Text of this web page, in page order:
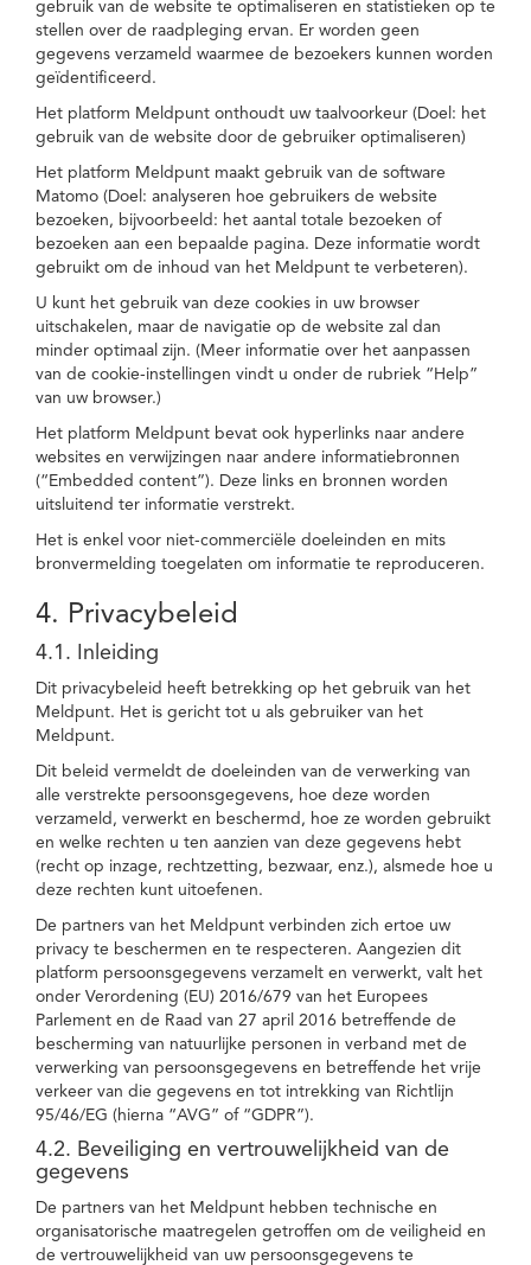
gebruik van de website te optimaliseren en statistieken op te
stellen over de raadpleging ervan. Er worden geen
gegevens verzameld waarmee de bezoekers kunnen worden
geïdentificeerd.
Het platform Meldpunt onthoudt uw taalvoorkeur (Doel: het
gebruik van de website door de gebruiker optimaliseren)
Het platform Meldpunt maakt gebruik van de software
Matomo (Doel: analyseren hoe gebruikers de website
bezoeken, bijvoorbeeld: het aantal totale bezoeken of
bezoeken aan een bepaalde pagina. Deze informatie wordt
gebruikt om de inhoud van het Meldpunt te verbeteren).
U kunt het gebruik van deze cookies in uw browser
uitschakelen, maar de navigatie op de website zal dan
minder optimaal zijn. (Meer informatie over het aanpassen
van de cookie-instellingen vindt u onder de rubriek “Help”
van uw browser.)
Het platform Meldpunt bevat ook hyperlinks naar andere
websites en verwijzingen naar andere informatiebronnen
(“Embedded content”). Deze links en bronnen worden
uitsluitend ter informatie verstrekt.
Het is enkel voor niet-commerciële doeleinden en mits
bronvermelding toegelaten om informatie te reproduceren.
4. Privacybeleid
4.1. Inleiding
Dit privacybeleid heeft betrekking op het gebruik van het
Meldpunt. Het is gericht tot u als gebruiker van het
Meldpunt.
Dit beleid vermeldt de doeleinden van de verwerking van
alle verstrekte persoonsgegevens, hoe deze worden
verzameld, verwerkt en beschermd, hoe ze worden gebruikt
en welke rechten u ten aanzien van deze gegevens hebt
(recht op inzage, rechtzetting, bezwaar, enz.), alsmede hoe u
deze rechten kunt uitoefenen.
De partners van het Meldpunt verbinden zich ertoe uw
privacy te beschermen en te respecteren. Aangezien dit
platform persoonsgegevens verzamelt en verwerkt, valt het
onder Verordening (EU) 2016/679 van het Europees
Parlement en de Raad van 27 april 2016 betreffende de
bescherming van natuurlijke personen in verband met de
verwerking van persoonsgegevens en betreffende het vrije
verkeer van die gegevens en tot intrekking van Richtlijn
95/46/EG (hierna “AVG” of “GDPR”).
4.2. Beveiliging en vertrouwelijkheid van de
gegevens
De partners van het Meldpunt hebben technische en
organisatorische maatregelen getroffen om de veiligheid en
de vertrouwelijkheid van uw persoonsgegevens te